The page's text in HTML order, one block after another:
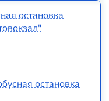
остановка
остановка